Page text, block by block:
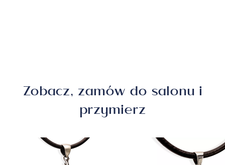
Zobacz, zamów do salonu i
przymierz